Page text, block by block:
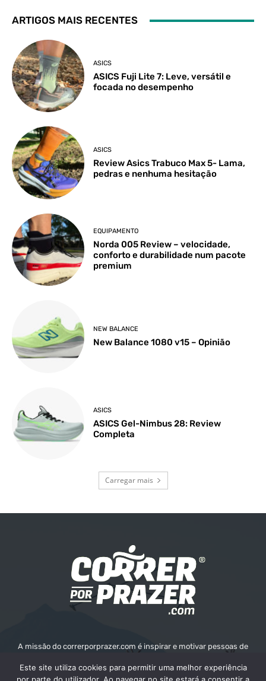
ARTIGOS MAIS RECENTES
ASICS
ASICS Fuji Lite 7: Leve, versátil e
focada no desempenho
ASICS
Review Asics Trabuco Max 5- Lama,
pedras e nenhuma hesitação
EQUIPAMENTO
Norda 005 Review – velocidade,
conforto e durabilidade num pacote
premium
NEW BALANCE
New Balance 1080 v15 – Opinião
ASICS
ASICS Gel-Nimbus 28: Review
Completa
Carregar mais
A missão do correrporprazer.com é inspirar e motivar pessoas de
da corrida. Queremos fornecer informações, recursos e apoio para
Este site utiliza cookies para permitir uma melhor experiência